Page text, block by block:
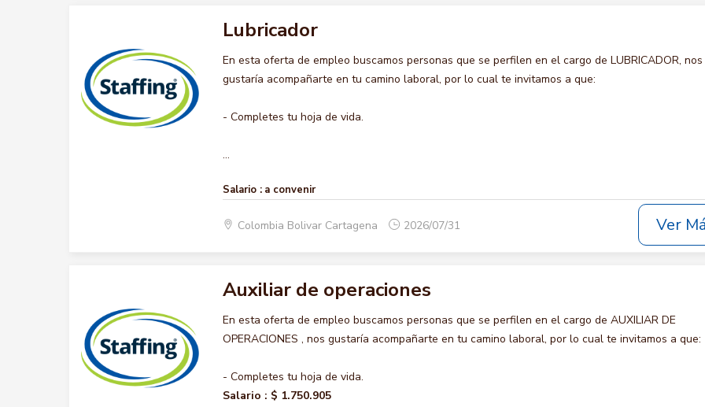
Lubricador
En esta oferta de empleo buscamos personas que se perfilen en el cargo de LUBRICADOR, nos
gustaría acompañarte en tu camino laboral, por lo cual te invitamos a que:
- Completes tu hoja de vida.
...
Salario : a convenir
Colombia Bolivar Cartagena 2026/07/31 Ver
Auxiliar de operaciones
En esta oferta de empleo buscamos personas que se perfilen en el cargo de AUXILIAR DE
OPERACIONES , nos gustaría acompañarte en tu camino laboral, por lo cual te invitamos a que:
- Completes tu hoja de vida.
Salario : $ 1.750.905